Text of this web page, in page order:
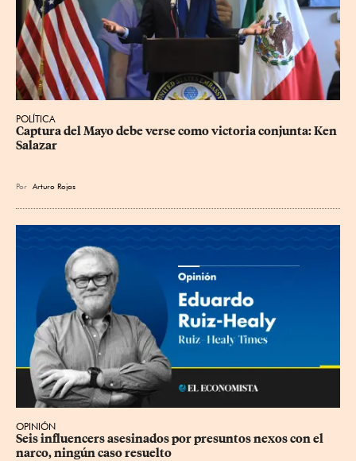
POLÍTICA
Captura del Mayo debe verse como victoria conjunta: Ken
Salazar
Por Arturo Rojas
OPINIÓN
Seis influencers asesinados por presuntos nexos con el
narco, ningún caso resuelto